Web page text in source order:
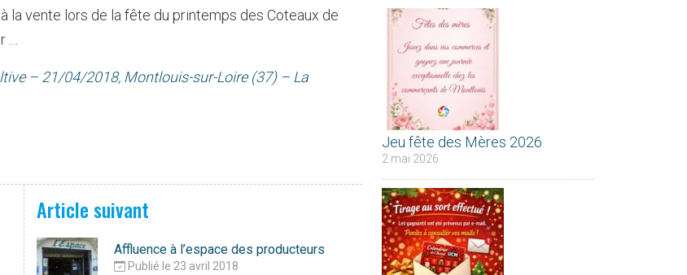
la vente lors de la fête du printemps des Coteaux de
– 21/04/2018, Montlouis-sur-Loire (37) – La
Article suivant
Affluence à l’espace des producteurs
Publié le 23 avril 2018
Jeu fête des Mères 2026
2 mai 2026